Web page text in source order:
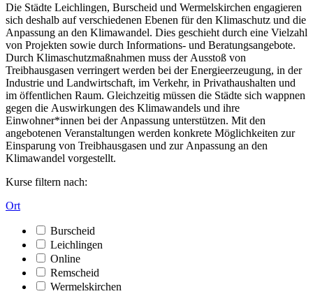
Die Städte Leichlingen, Burscheid und Wermelskirchen engagieren
sich deshalb auf verschiedenen Ebenen für den Klimaschutz und die
Anpassung an den Klimawandel. Dies geschieht durch eine Vielzahl
von Projekten sowie durch Informations- und Beratungsangebote.
Durch Klimaschutzmaßnahmen muss der Ausstoß von
Treibhausgasen verringert werden bei der Energieerzeugung, in der
Industrie und Landwirtschaft, im Verkehr, in Privathaushalten und
im öffentlichen Raum. Gleichzeitig müssen die Städte sich wappnen
gegen die Auswirkungen des Klimawandels und ihre
Einwohner*innen bei der Anpassung unterstützen. Mit den
angebotenen Veranstaltungen werden konkrete Möglichkeiten zur
Einsparung von Treibhausgasen und zur Anpassung an den
Klimawandel vorgestellt.
Kurse filtern nach:
Ort
Burscheid
Leichlingen
Online
Remscheid
Wermelskirchen